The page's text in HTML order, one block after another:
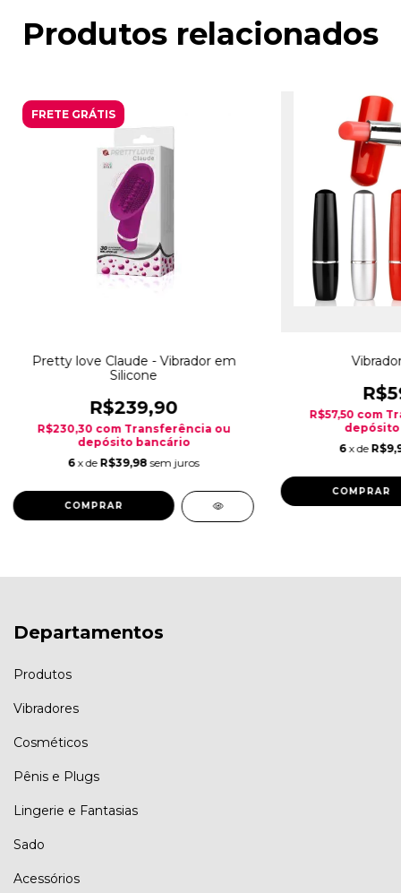
Produtos relacionados
FRETE GRÁTIS
Pretty love Claude - Vibrador em
Silicone
R$239,90
R$230,30 com Transferência ou
depósito bancário
6 x de R$39,98 sem juros
R$57,50 com
6 x de
COMPRAR
Departamentos
Produtos
Vibradores
Cosméticos
Pênis e Plugs
Lingerie e Fantasias
Sado
Acessórios